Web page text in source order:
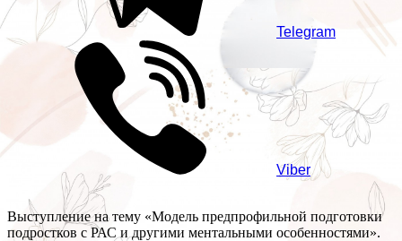
Telegram
Viber
Выступление на тему «Модель предпрофильной подготовки
подростков с РАС и другими ментальными особенностями».